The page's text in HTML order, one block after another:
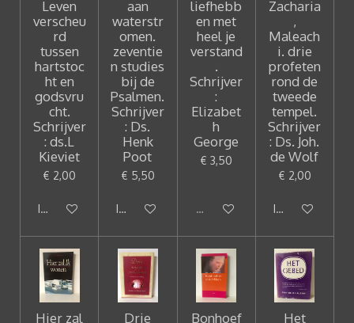
Leven
verscheu
rd
tussen
hartstoc
ht en
godsvru
cht.
Schrijver
: ds.L
Kieviet
€ 2,00
In winkelwagen
aan
waterstr
omen.
zeventie
n studies
bij de
Psalmen.
Schrijver
: Ds.
Henk
Poot
€ 5,50
In winkelwagen
liefhebb
en met
heel je
verstand
.
Schrijver
:
Elizabet
h
George
€ 3,50
Uitverkocht
Zacharia
,
Maleach
i. drie
profeten
rond de
tweede
tempel.
Schrijver
: Ds. Joh.
de Wolf
€ 2,00
In winkelwagen
Hier zal Drie Bonhoef Het